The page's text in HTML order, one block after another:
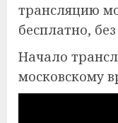
трансляцию
бесплатно,
Начало
московскому